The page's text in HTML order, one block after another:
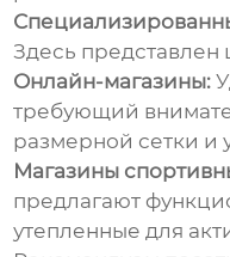
Здесь
Онлайн-магазины:
требующий
размерной сетки и
Магазины
предлагают
утепленные для